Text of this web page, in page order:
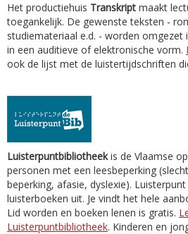
Het productiehuis Transkript maakt
toegankelijk. De gewenste teksten -
studiemateriaal e.d. - worden
in een auditieve of elektronische vorm.
ook de lijst met de luistertijdschriften
Luisterpuntbibliotheekis de Vlaamse
personen met een leesbeperking
beperking, afasie, dyslexie).
luisterboeken uit. Je vindt het hele
Lid worden en boeken lenen is gratis.
Luisterpuntbibliotheek. Kinderen en